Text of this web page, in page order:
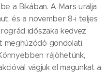
a Bikában. A Mars uralja
és a november 8-i teljes
időszaka kedvez
meghúzódó gondolati
rájöhetünk,
vágjuk el magunkat a